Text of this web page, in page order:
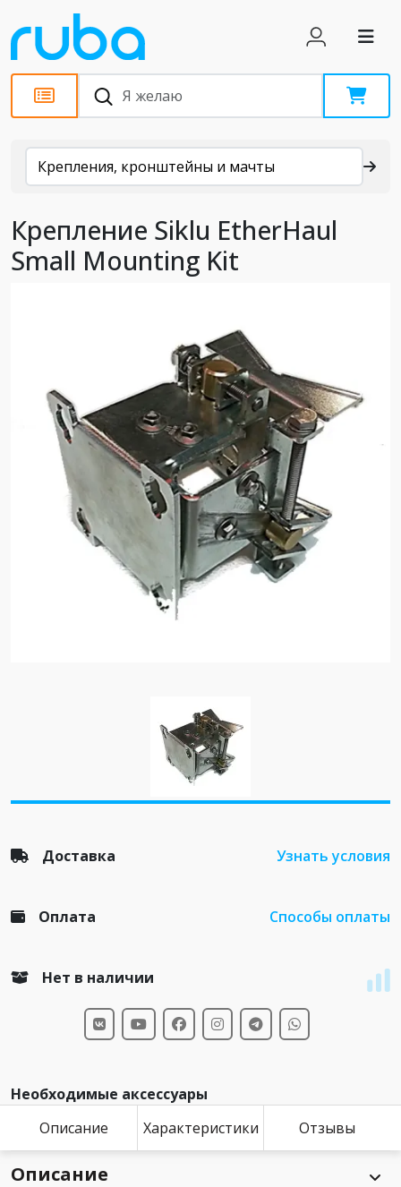
Каталог
Крепления, кронштейны и мачты
Крепление Siklu EtherHaul
Small Mounting Kit
Доставка Узнать условия
Оплата Способы оплаты
Нет в наличии
Необходимые аксессуары
Описание
Характеристики Отзывы
Описание